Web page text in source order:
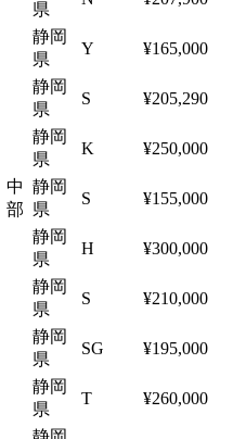
中
部
県
静岡
県
Y ¥165,000
静岡
県
S ¥205,290
静岡
県
K ¥250,000
静岡
県
S ¥155,000
静岡
県
H ¥300,000
静岡
県
S ¥210,000
静岡
県
SG ¥195,000
静岡
県
T ¥260,000